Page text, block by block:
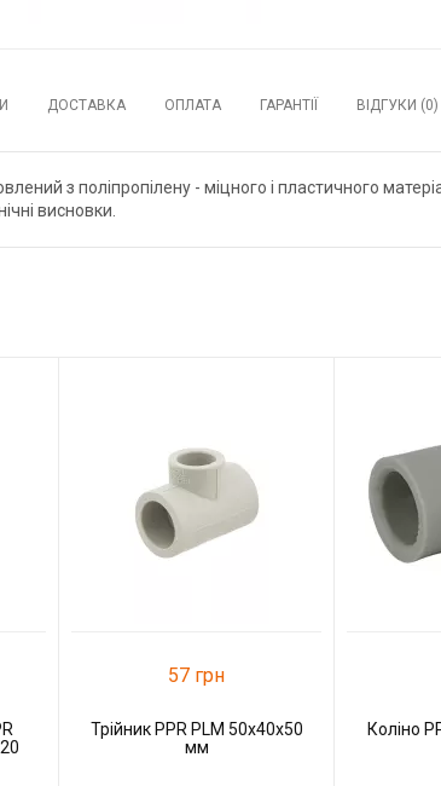
ДОСТАВКА ОПЛАТА ГАРАНТІЇ ВІДГУКИ (0)
з поліпропілену - міцного і пластичного
висновки.
57 грн
Трійник PPR PLM 50х40х50
мм
Коліно